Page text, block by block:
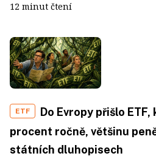
12 minut čtení
ETF
Do Evropy přišlo
procent ročně, většinu
státních dluhopisech